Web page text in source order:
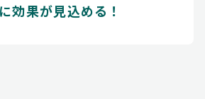
効果が見込める！